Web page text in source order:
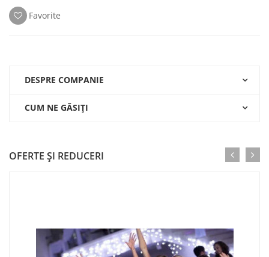
Favorite
DESPRE COMPANIE
CUM NE GĂSIŢI
OFERTE ŞI REDUCERI